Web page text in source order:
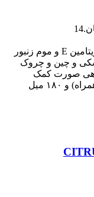
14
این کرم با ترکیب روغن جوانه گندم غنی از ویتامین E و موم زنبور
و چین و چروک
صورت کمک
می‌کند. در دو حجم ۶۰ میل (تیوپی، مناسب همراه) و ۱۸۰ میل